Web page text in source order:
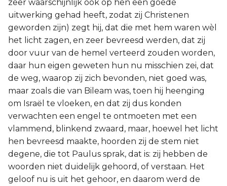
zeer waarschijnlijk ook op hen een goede
uitwerking gehad heeft, zodat zij Christenen
geworden zijn) zegt hij, dat die met hem waren wèl
het licht zagen, en zeer bevreesd werden, dat zij
door vuur van de hemel verteerd zouden worden,
daar hun eigen geweten hun nu misschien zei, dat
de weg, waarop zij zich bevonden, niet goed was,
maar zoals die van Bileam was, toen hij heenging
om Israël te vloeken, en dat zij dus konden
verwachten een engel te ontmoeten met een
vlammend, blinkend zwaard, maar, hoewel het licht
hen bevreesd maakte, hoorden zij de stem niet
degene, die tot Paulus sprak, dat is: zij hebben de
woorden niet duidelijk gehoord, of verstaan. Het
geloof nu is uit het gehoor, en daarom werd de